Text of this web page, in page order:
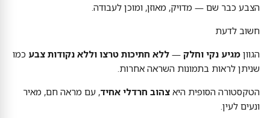
הצבע כבר שם — מדויק, מאוזן, ומוכן לעבודה.
חשוב לדעת
הגוון מגיע נקי וחלק — ללא חתיכות טרצו וללא נקודות צבע כמו
שניתן לראות בתמונות השראה אחרות.
הטקסטורה הסופית היא צהוב חרדלי אחיד, עם מראה חם, מאיר
ונעים לעין.